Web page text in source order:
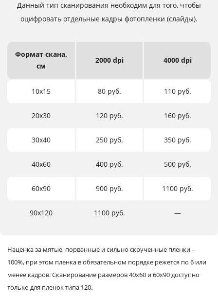
Данный тип сканирования необходим для того, чтобы
оцифровать отдельные кадры фотопленки (слайды).
Формат скана,
см
2000 dpi 4000 dpi
10х15 80 руб. 110 руб.
20х30 120 руб. 160 руб.
30х40 250 руб. 350 руб.
40х60 400 руб. 500 руб.
60х90 900 руб. 1100 руб.
90х120 1100 руб. ―
Наценка за мятые, порванные и сильно скрученные пленки –
100%, при этом пленка в обязательном порядке режется по 6 или
менее кадров.Сканирование размеров 40х60 и 60х90 доступно
только для пленок типа 120.